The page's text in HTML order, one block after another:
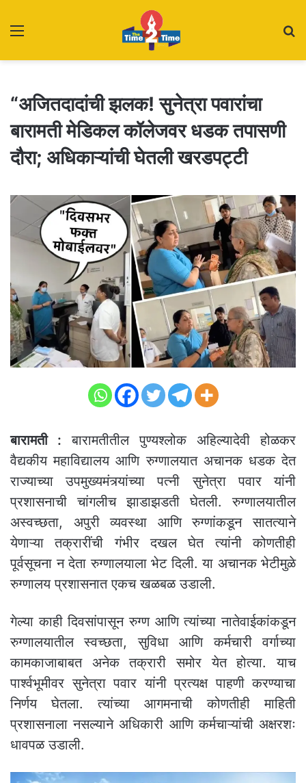
“अजितदादांची झलक! सुनेत्रा पवारांचा
बारामती मेडिकल कॉलेजवर धडक तपासणी
दौरा; अधिकाऱ्यांची घेतली खरडपट्टी
बारामती : बारामतीतील पुण्यश्लोक अहिल्यादेवी होळकर
वैद्यकीय महाविद्यालय आणि रुग्णालयात अचानक धडक देत
राज्याच्या उपमुख्यमंत्र्यांच्या पत्नी सुनेत्रा पवार यांनी
प्रशासनाची चांगलीच झाडाझडती घेतली. रुग्णालयातील
अस्वच्छता, अपुरी व्यवस्था आणि रुग्णांकडून सातत्याने
येणाऱ्या तक्रारींची गंभीर दखल घेत त्यांनी कोणतीही
पूर्वसूचना न देता रुग्णालयाला भेट दिली. या अचानक भेटीमुळे
रुग्णालय प्रशासनात एकच खळबळ उडाली.
गेल्या काही दिवसांपासून रुग्ण आणि त्यांच्या नातेवाईकांकडून
रुग्णालयातील स्वच्छता, सुविधा आणि कर्मचारी वर्गाच्या
कामकाजाबाबत अनेक तक्रारी समोर येत होत्या. याच
पार्श्वभूमीवर सुनेत्रा पवार यांनी प्रत्यक्ष पाहणी करण्याचा
निर्णय घेतला. त्यांच्या आगमनाची कोणतीही माहिती
प्रशासनाला नसल्याने अधिकारी आणि कर्मचाऱ्यांची अक्षरशः
धावपळ उडाली.